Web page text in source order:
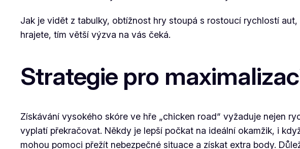
Jak je vidět z tabulky, obtížnost hry stoupá s rostoucí rychlostí
hrajete, tím větší výzva na vás čeká.
Strategie pro
Získávání vysokého skóre ve hře „chicken road“ vyžaduje nejen
vyplatí překračovat. Někdy je lepší počkat na ideální okamžik, i
mohou pomoci přežít nebezpečné situace a získat extra body.